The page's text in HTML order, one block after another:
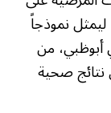
نموذجاً
أبوظبي، من
نتائج صحية